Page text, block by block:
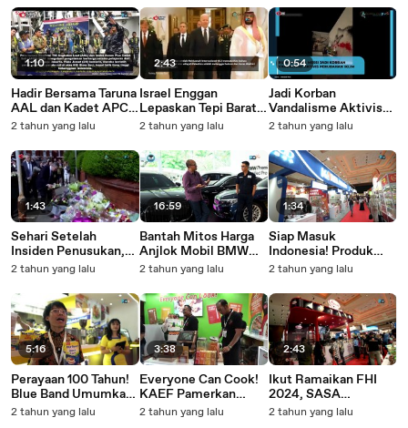
1:10
Hadir Bersama Taruna
AAL dan Kadet APCS
2024, Prajurit TNI AL
Layar dan Parade Roll
2 tahun yang lalu
1:43
Sehari Setelah
Insiden Penusukan,
Massa Anti-Muslim
dengan Polisi Karena
Targetkan Masjid
Lokal
2 tahun yang lalu
5:16
Perayaan 100 Tahun!
Blue Band Umumkan
Produk Terbarunya di
2 tahun yang lalu
Ratusan Rohingya
Tewas di Myanmar
2:43
Israel Enggan
Lepaskan Tepi Barat
Palestina, Netanyahu:
2 tahun yang lalu
16:59
Bantah Mitos Harga
Anjlok Mobil BMW
Bekas! Cek Faktanya
BincangBincangMobil
dan Pro TV
2 tahun yang lalu
3:38
Everyone Can Cook!
KAEF Pamerkan
Produk Andalan di
2 tahun yang lalu
Teratasi? Bahas
Selengkapnya
Bersama Maximus
'Gladiator' Tipagau di
Episode Terbaru JPP
Talks
0:54
Jadi Korban
Vandalisme Aktivis
Lingkungan! Ini
Lionel Messi di Ibiza
2 tahun yang lalu
1:34
Siap Masuk
Indonesia! Produk
Asal Korea Tunjukkan
Terhadap Pasar Lokal
2 tahun yang lalu
2:43
Ikut Ramaikan FHI
2024, SASA
Memperkenalkan
2 tahun yang lalu